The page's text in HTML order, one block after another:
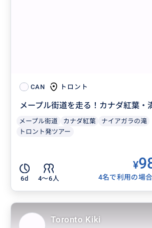
CAN トロント
メープル街道を走る！カナダ紅葉・
メープル街道 カナダ紅葉
ナイアガラの滝
トロント発ツアー
6d 4〜6人
¥
4名で利用の場合
Toronto Kiki